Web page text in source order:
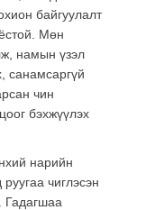
байгуулалт
Мөн
намын үзэл
санамсаргүй
чин
бэхжүүлэх
нарийн
чиглэсэн
Гадагшаа